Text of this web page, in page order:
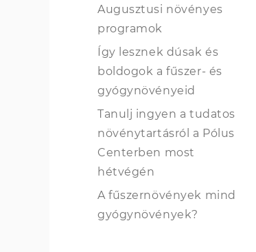
Augusztusi növényes
programok
Így lesznek dúsak és
boldogok a fűszer- és
gyógynövényeid
Tanulj ingyen a tudatos
növénytartásról a Pólus
Centerben most
hétvégén
A fűszernövények mind
gyógynövények?